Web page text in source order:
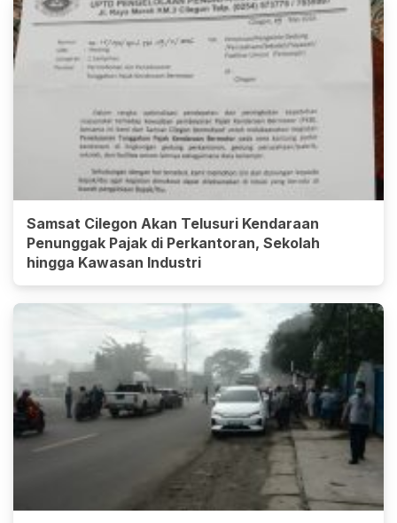
Samsat Cilegon Akan Telusuri Kendaraan
Penunggak Pajak di Perkantoran, Sekolah
hingga Kawasan Industri